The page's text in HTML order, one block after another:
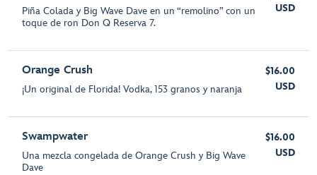
Piña Colada y Big Wave Dave en un “remolino” con un
toque de ron Don Q Reserva 7.
USD
Orange Crush
¡Un original de Florida! Vodka, 153 granos y naranja
$16.00
USD
Swampwater
Una mezcla congelada de Orange Crush y Big Wave
Dave
$16.00
USD